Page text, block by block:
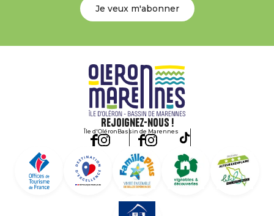
Je veux m'abonner
Rejoignez-nous !
Île d'OléronBassin de Marennes